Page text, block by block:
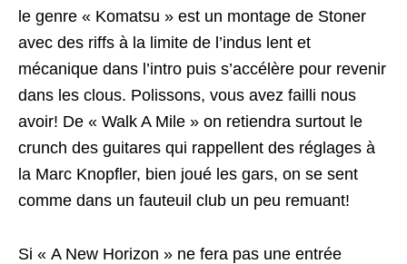
le genre « Komatsu » est un montage de Stoner
avec des riffs à la limite de l’indus lent et
mécanique dans l’intro puis s’accélère pour revenir
dans les clous. Polissons, vous avez failli nous
avoir! De « Walk A Mile » on retiendra surtout le
crunch des guitares qui rappellent des réglages à
la Marc Knopfler, bien joué les gars, on se sent
comme dans un fauteuil club un peu remuant!
Si « A New Horizon » ne fera pas une entrée